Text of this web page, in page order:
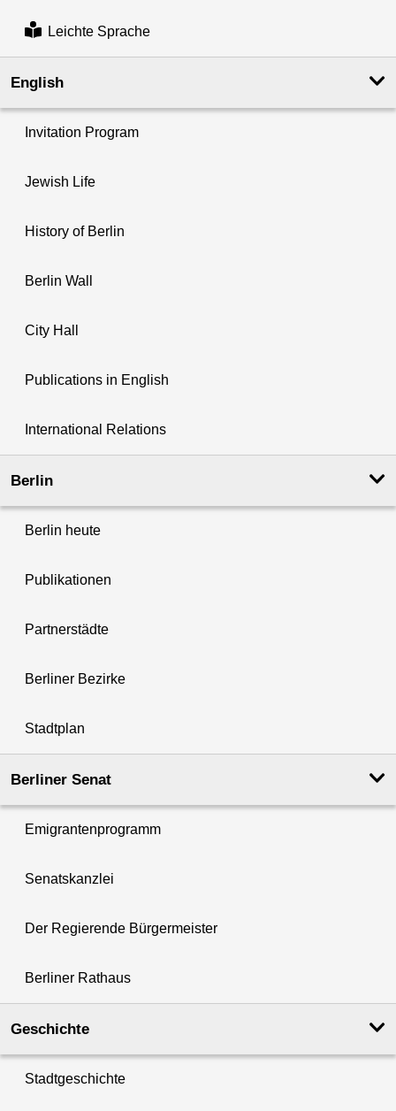
Leichte Sprache
English
Invitation Program
Jewish Life
History of Berlin
Berlin Wall
City Hall
Publications in English
International Relations
Berlin
Berlin heute
Publikationen
Partnerstädte
Berliner Bezirke
Stadtplan
Berliner Senat
Emigrantenprogramm
Senatskanzlei
Der Regierende Bürgermeister
Berliner Rathaus
Geschichte
Stadtgeschichte